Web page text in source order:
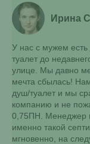
Ирина
У нас с мужем есть
туалет до
улице. Мы давно
мечта сбылась!
душ/туалет и мы
компанию и не
0,75ПН. Менеджер
именно такой
мгновенно, на